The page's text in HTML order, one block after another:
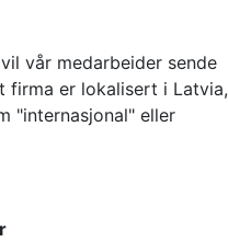
vår medarbeider sende
firma er lokalisert i Latvia,
"internasjonal" eller